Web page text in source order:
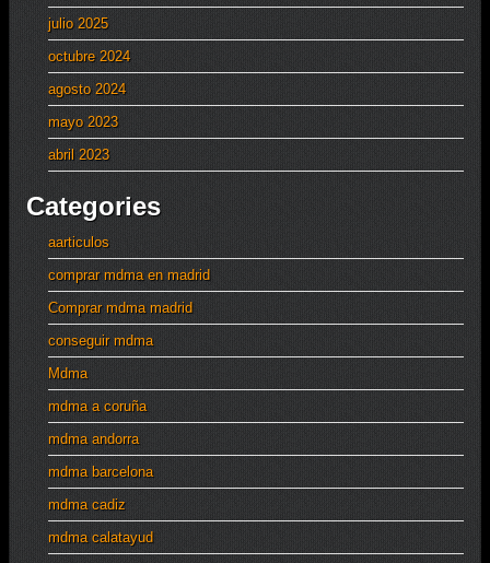
julio 2025
octubre 2024
agosto 2024
mayo 2023
abril 2023
Categories
aarticulos
comprar mdma en madrid
Comprar mdma madrid
conseguir mdma
Mdma
mdma a coruña
mdma andorra
mdma barcelona
mdma cadiz
mdma calatayud